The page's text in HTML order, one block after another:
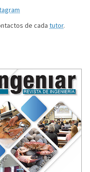
de cadatutor.